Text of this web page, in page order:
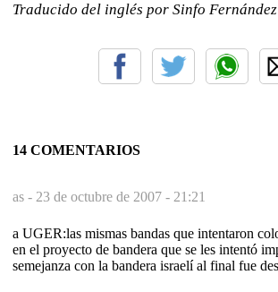
Traducido del inglés por Sinfo Fernández
14 COMENTARIOS
as - 23 de octubre de 2007 - 21:21
a UGER:las mismas bandas que intentaron
en el proyecto de bandera que se les intentó
semejanza con la bandera israelí al final fue